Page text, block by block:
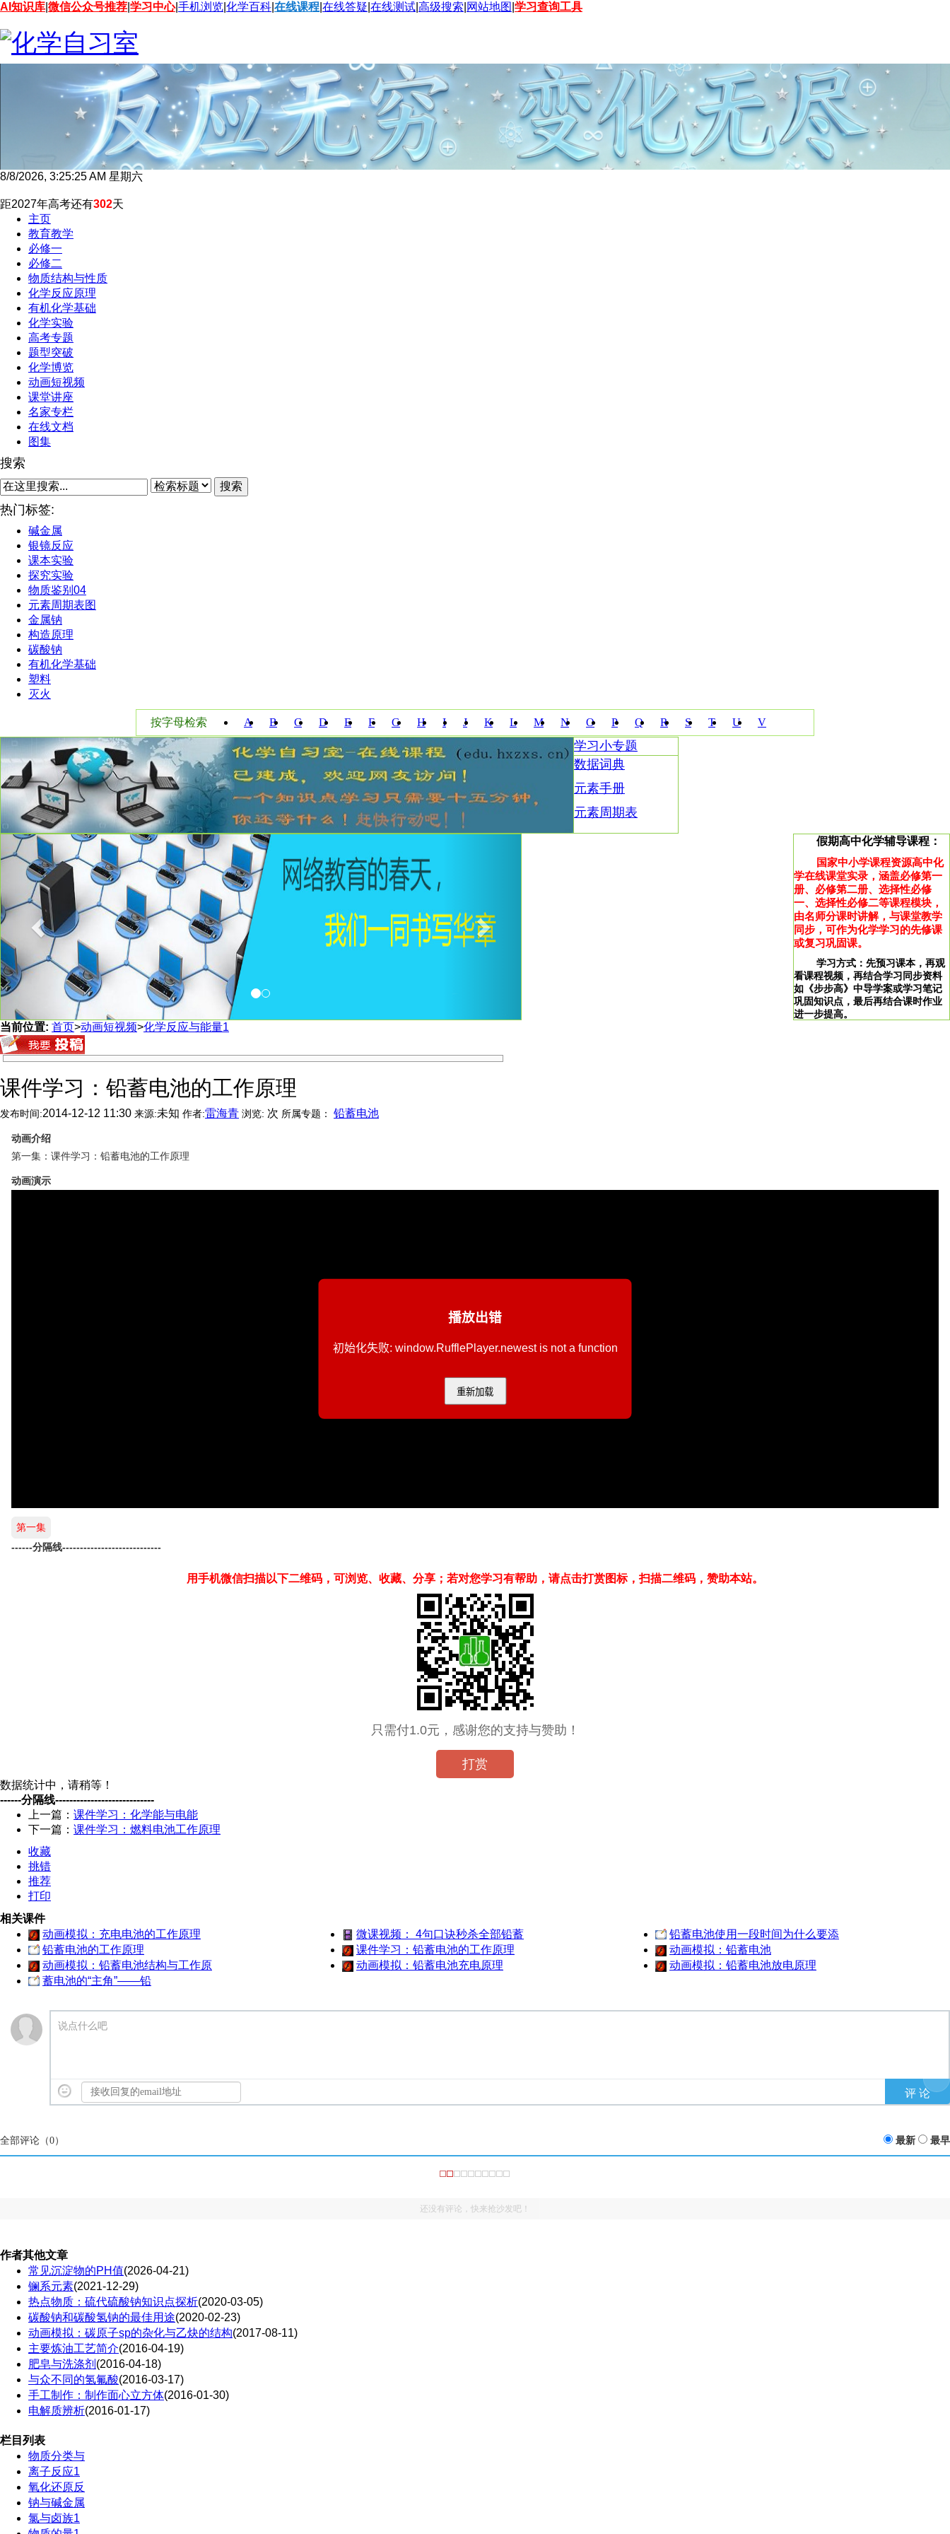
AI知识库 微信公众号推荐 学习中心|手机浏览 化学百科 在线课程 在线答疑 在线测试 高级搜索 网站地图 学习查询工具
8/8/2026, 3:25:26 AM 星期六
距2027年高考还有302天
主页
教育教学
必修一
必修二
物质结构与性质
化学反应原理
有机化学基础
化学实验
高考专题
题型突破
化学博览
动画短视频
课堂讲座
名家专栏
在线文档
图集
搜索
搜索
热门标签:
碱金属
银镜反应
课本实验
探究实验
物质鉴别04
元素周期表图
金属钠
构造原理
碳酸钠
有机化学基础
塑料
灭火
按字母检索 A B C D E F G H I J K L M N O P Q R S T U V
W X Y Z
学习小专题
数据词典
元素手册
元素周期表
Previous 假期高中化学辅导课程：
国家中小学课程资源高中化
学在线课堂实录，涵盖必修第一
册、必修第二册、选择性必修
一、选择性必修二等课程模块，
由名师分课时讲解，与课堂教学
同步，可作为化学学习的先修课
或复习巩固课。
学习方式：先预习课本，再观
看课程视频，再结合学习同步资料
如《步步高》中导学案或学习笔记
巩固知识点，最后再结合课时作业
进一步提高。
当前位置: 首页>动画短视频>化学反应与能量1
课件学习：铅蓄电池的工作原理
发布时间:2014-12-12 11:30 来源:未知 作者:雷海青 浏览: 次 所属专题： 铅蓄电池
动画介绍
第一集：课件学习：铅蓄电池的工作原理
动画演示
第一集
------分隔线----------------------------
用手机微信扫描以下二维码，可浏览、收藏、分享；若对您学习有帮助，请点击打赏图标，扫描二维码，赞助本站。
只需付1.0元，感谢您的支持与赞助！
打赏
数据统计中，请稍等！
------分隔线----------------------------
上一篇： 课件学习：化学能与电能
下一篇： 课件学习：燃料电池工作原理
收藏
挑错
推荐
打印
相关课件
动画模拟：充电电池的工作原理
微课视频： 4句口诀秒杀全部铅蓄
铅蓄电池使用一段时间为什么要添
铅蓄电池的工作原理
课件学习：铅蓄电池的工作原理
动画模拟：铅蓄电池
动画模拟：铅蓄电池结构与工作原
动画模拟：铅蓄电池充电原理
动画模拟：铅蓄电池放电原理
蓄电池的“主角”——铅
说点什么吧
全部评论（0） 最新 最早
还没有评论，快来抢沙发吧！
作者其他文章
常见沉淀物的PH值(2026-04-21)
镧系元素(2021-12-29)
热点物质：硫代硫酸钠知识点探析(2020-03-05)
碳酸钠和碳酸氢钠的最佳用途(2020-02-23)
动画模拟：碳原子sp的杂化与乙炔的结构(2017-08-11)
主要炼油工艺简介(2016-04-19)
肥皂与洗涤剂 (2016-04-18)
与众不同的氢氟酸(2016-03-17)
手工制作：制作面心立方体(2016-01-30)
电解质辨析(2016-01-17)
栏目列表
物质分类与
离子反应1
氧化还原反
钠与碱金属
氯与卤族1